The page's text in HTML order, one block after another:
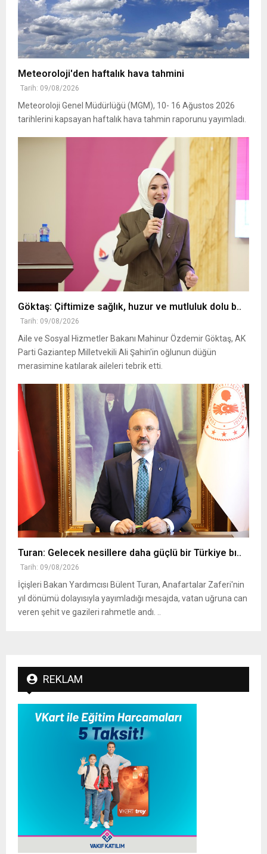
Meteoroloji'den haftalık hava tahmini
Tarih: 09/08/2026
Meteoroloji Genel Müdürlüğü (MGM), 10- 16 Ağustos 2026
tarihlerini kapsayan haftalık hava tahmin raporunu yayımladı.
Göktaş: Çiftimize sağlık, huzur ve mutluluk dolu b..
Tarih: 09/08/2026
Aile ve Sosyal Hizmetler Bakanı Mahinur Özdemir Göktaş, AK
Parti Gaziantep Milletvekili Ali Şahin'in oğlunun düğün
merasimine katılarak aileleri tebrik etti.
Turan: Gelecek nesillere daha güçlü bir Türkiye bı..
Tarih: 09/08/2026
İçişleri Bakan Yardımcısı Bülent Turan, Anafartalar Zaferi'nin
yıl dönümü dolayısıyla yayımladığı mesajda, vatan uğruna can
veren şehit ve gazileri rahmetle andı. ..
REKLAM